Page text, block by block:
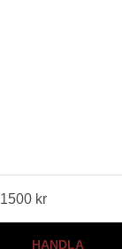
kr
HANDLA